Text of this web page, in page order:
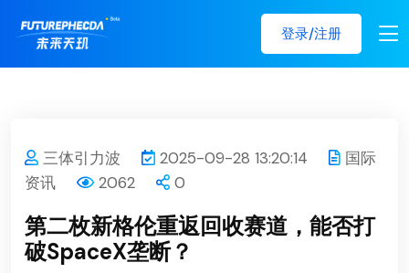
登录/注册
三体引力波 2025-09-28 13:20:14
国际
资讯
2062 0
第二枚新格伦重返回收赛道，能否打
破SpaceX垄断？